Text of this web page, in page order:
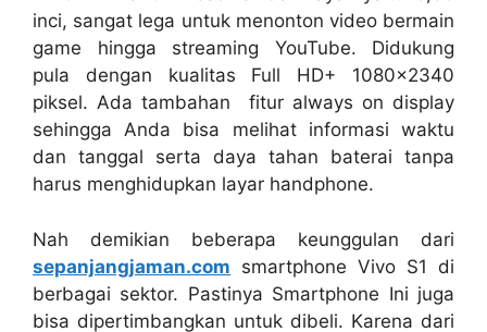
inci, sangat lega untuk menonton video bermain
game hingga streaming YouTube. Didukung
pula dengan kualitas Full HD+ 1080×2340
piksel. Ada tambahan fitur always on display
sehingga Anda bisa melihat informasi waktu
dan tanggal serta daya tahan baterai tanpa
harus menghidupkan layar handphone.
Nah demikian beberapa keunggulan dari
sepanjangjaman.com smartphone Vivo S1 di
berbagai sektor. Pastinya Smartphone Ini juga
bisa dipertimbangkan untuk dibeli. Karena dari